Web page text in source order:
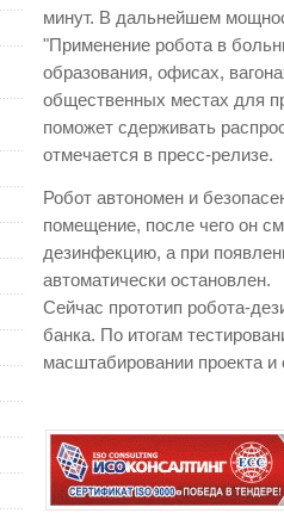
минут. В дальнейшем
"Применение робота в
образования, офисах,
общественных местах для
поможет сдерживать
отмечается в пресс-релизе.
Робот автономен и
помещение, после чего он
дезинфекцию, а при
автоматически остановлен.
Сейчас прототип робота-
банка. По итогам
масштабировании проекта